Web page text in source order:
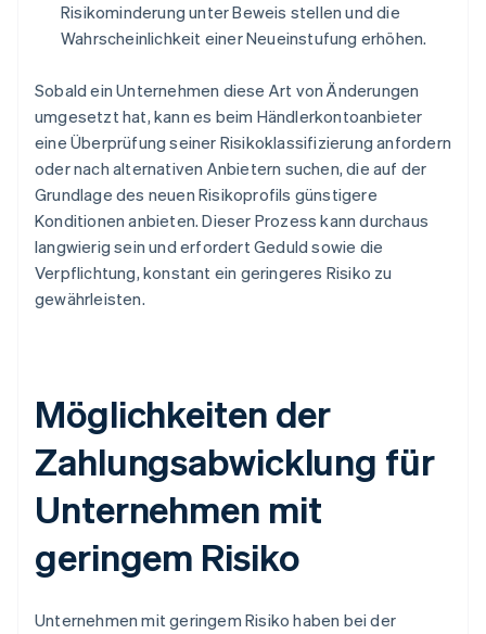
Risikominderung unter Beweis stellen und die
Wahrscheinlichkeit einer Neueinstufung erhöhen.
Sobald ein Unternehmen diese Art von Änderungen
umgesetzt hat, kann es beim Händlerkontoanbieter
eine Überprüfung seiner Risikoklassifizierung anfordern
oder nach alternativen Anbietern suchen, die auf der
Grundlage des neuen Risikoprofils günstigere
Konditionen anbieten. Dieser Prozess kann durchaus
langwierig sein und erfordert Geduld sowie die
Verpflichtung, konstant ein geringeres Risiko zu
gewährleisten.
Möglichkeiten der
Zahlungsabwicklung für
Unternehmen mit
geringem Risiko
Unternehmen mit geringem Risiko haben bei der